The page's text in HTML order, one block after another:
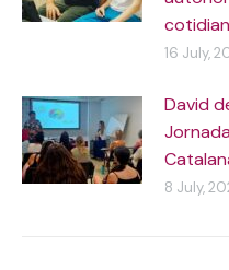
16 July,
David
8 July,